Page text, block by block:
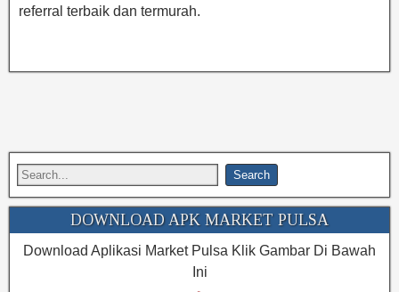
referral terbaik dan termurah.
DOWNLOAD APK MARKET PULSA
Download Aplikasi Market Pulsa Klik Gambar Di Bawah
Ini